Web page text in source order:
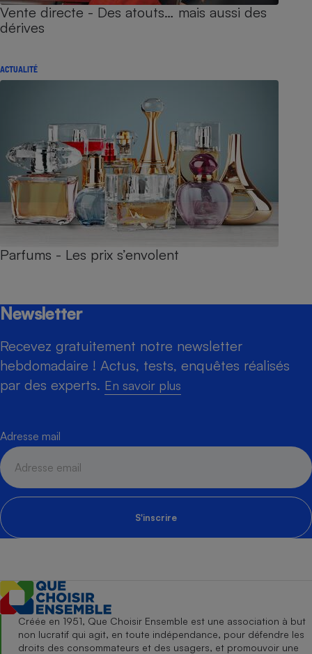
Vente directe - Des atouts… mais aussi des
dérives
ACTUALITÉ
Parfums - Les prix s’envolent
Newsletter
Recevez gratuitement notre newsletter
hebdomadaire ! Actus, tests, enquêtes réalisés
par des experts. En savoir plus
Adresse mail
S'inscrire
Créée en 1951, Que Choisir Ensemble est une association à but
non lucratif qui agit, en toute indépendance, pour défendre les
droits des consommateurs et des usagers, et promouvoir une